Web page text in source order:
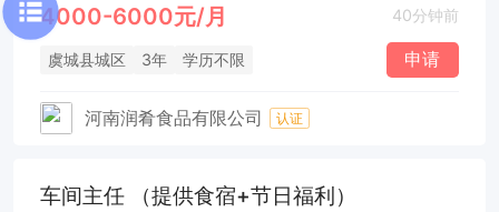
4000-6000元/月 40分钟前
虞城县城区 3年 学历不限 申请
河南润肴食品有限公司 认证
车间主任 （提供食宿+节日福利）